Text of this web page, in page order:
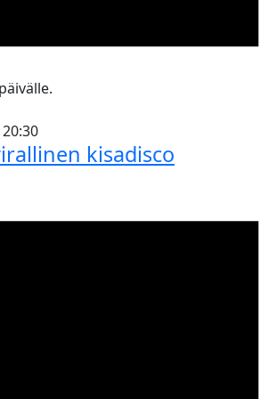
20:30
kisadisco